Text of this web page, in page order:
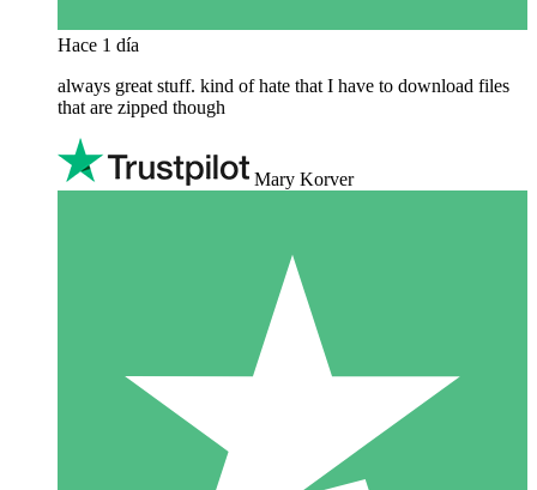
Hace 1 día
always great stuff. kind of hate that I have to download files
that are zipped though
Mary Korver